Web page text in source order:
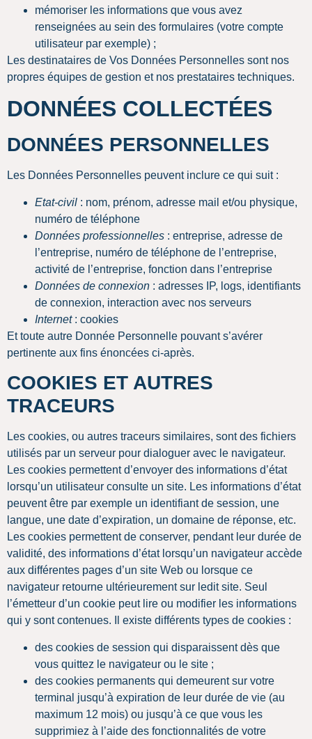
mémoriser les informations que vous avez
renseignées au sein des formulaires (votre compte
utilisateur par exemple) ;
Les destinataires de Vos Données Personnelles sont nos
propres équipes de gestion et nos prestataires techniques.
DONNÉES COLLECTÉES
DONNÉES PERSONNELLES
Les Données Personnelles peuvent inclure ce qui suit :
Etat-civil : nom, prénom, adresse mail et/ou physique,
numéro de téléphone
Données professionnelles : entreprise, adresse de
l’entreprise, numéro de téléphone de l’entreprise,
activité de l’entreprise, fonction dans l’entreprise
Données de connexion : adresses IP, logs, identifiants
de connexion, interaction avec nos serveurs
Internet : cookies
Et toute autre Donnée Personnelle pouvant s’avérer
pertinente aux fins énoncées ci-après.
COOKIES ET AUTRES
TRACEURS
Les cookies, ou autres traceurs similaires, sont des fichiers
utilisés par un serveur pour dialoguer avec le navigateur.
Les cookies permettent d’envoyer des informations d’état
lorsqu’un utilisateur consulte un site. Les informations d’état
peuvent être par exemple un identifiant de session, une
langue, une date d’expiration, un domaine de réponse, etc.
Les cookies permettent de conserver, pendant leur durée de
validité, des informations d’état lorsqu’un navigateur accède
aux différentes pages d’un site Web ou lorsque ce
navigateur retourne ultérieurement sur ledit site. Seul
l’émetteur d’un cookie peut lire ou modifier les informations
qui y sont contenues. Il existe différents types de cookies :
des cookies de session qui disparaissent dès que
vous quittez le navigateur ou le site ;
des cookies permanents qui demeurent sur votre
terminal jusqu’à expiration de leur durée de vie (au
maximum 12 mois) ou jusqu’à ce que vous les
supprimiez à l’aide des fonctionnalités de votre